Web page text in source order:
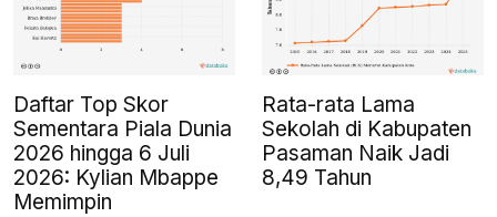
Daftar Top Skor
Sementara Piala Dunia
2026 hingga 6 Juli
2026: Kylian Mbappe
Memimpin
Rata-rata Lama
Sekolah di Kabupaten
Pasaman Naik Jadi
8,49 Tahun